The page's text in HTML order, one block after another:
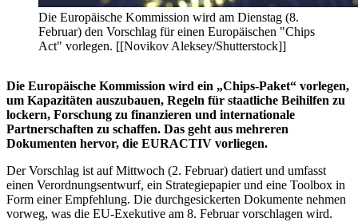
Die Europäische Kommission wird am Dienstag (8.
Februar) den Vorschlag für einen Europäischen "Chips
Act" vorlegen. [[Novikov Aleksey/Shutterstock]]
Die Europäische Kommission wird ein „Chips-Paket“ vorlegen,
um Kapazitäten auszubauen, Regeln für staatliche Beihilfen zu
lockern, Forschung zu finanzieren und internationale
Partnerschaften zu schaffen. Das geht aus mehreren
Dokumenten hervor, die EURACTIV vorliegen.
Der Vorschlag ist auf Mittwoch (2. Februar) datiert und umfasst
einen Verordnungsentwurf, ein Strategiepapier und eine Toolbox in
Form einer Empfehlung. Die durchgesickerten Dokumente nehmen
vorweg, was die EU-Exekutive am 8. Februar vorschlagen wird.